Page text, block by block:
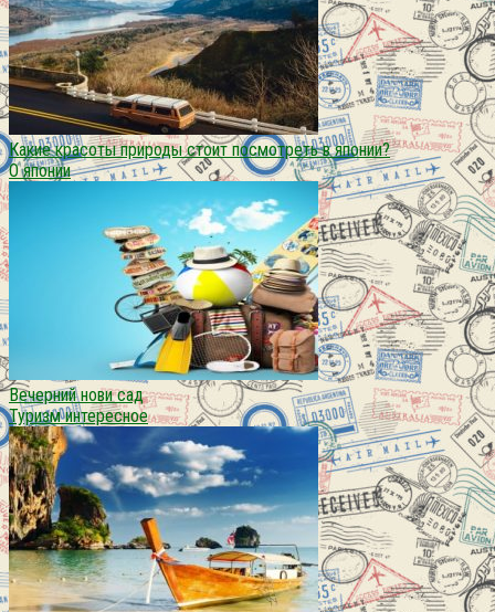
Какие красоты природы стоит посмотреть в японии?
О японии
Вечерний нови сад
Туризм интересное